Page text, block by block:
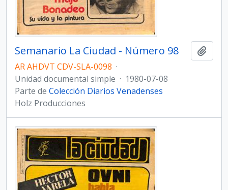
Semanario La Ciudad - Número 98
AR AHDVT CDV-SLA-0098 ·
Unidad documental simple · 1980-07-08
Parte de Colección Diarios Venadenses
Holz Producciones